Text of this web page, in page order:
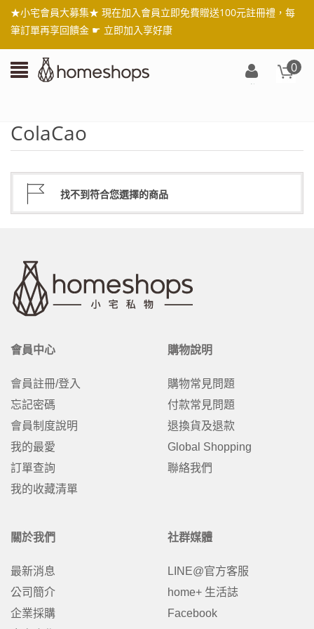
★小宅會員大募集★ 現在加入會員立即免費贈送100元註冊禮，每
筆訂單再享回饋金 ☛ 立即加入享好康
0
ColaCao
找不到符合您選擇的商品
會員中心
會員註冊/登入
忘記密碼
會員制度說明
我的最愛
訂單查詢
我的收藏清單
購物說明
購物常見問題
付款常見問題
退換貨及退款
Global Shopping
聯絡我們
關於我們
最新消息
公司簡介
企業採購
社群媒體
LINE@官方客服
home+ 生活誌
Facebook